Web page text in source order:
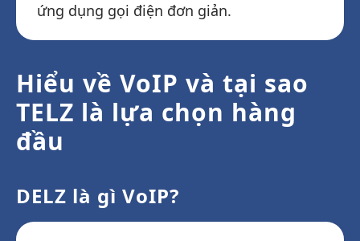
ứng dụng gọi điện đơn giản.
Hiểu về VoIP và tại sao
TELZ là lựa chọn hàng
đầu
DELZ là gì VoIP?